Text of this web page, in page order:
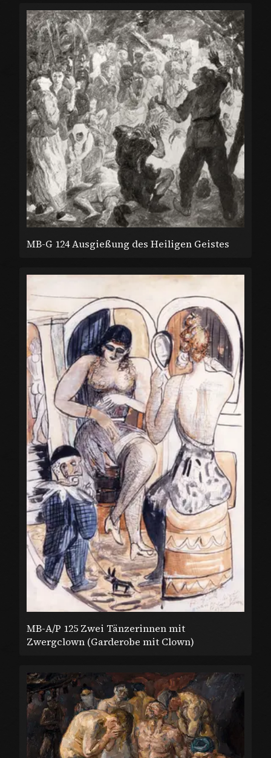
MB-G 124 Ausgießung des Heiligen Geistes
MB-A/P 125 Zwei Tänzerinnen mit
Zwergclown (Garderobe mit Clown)